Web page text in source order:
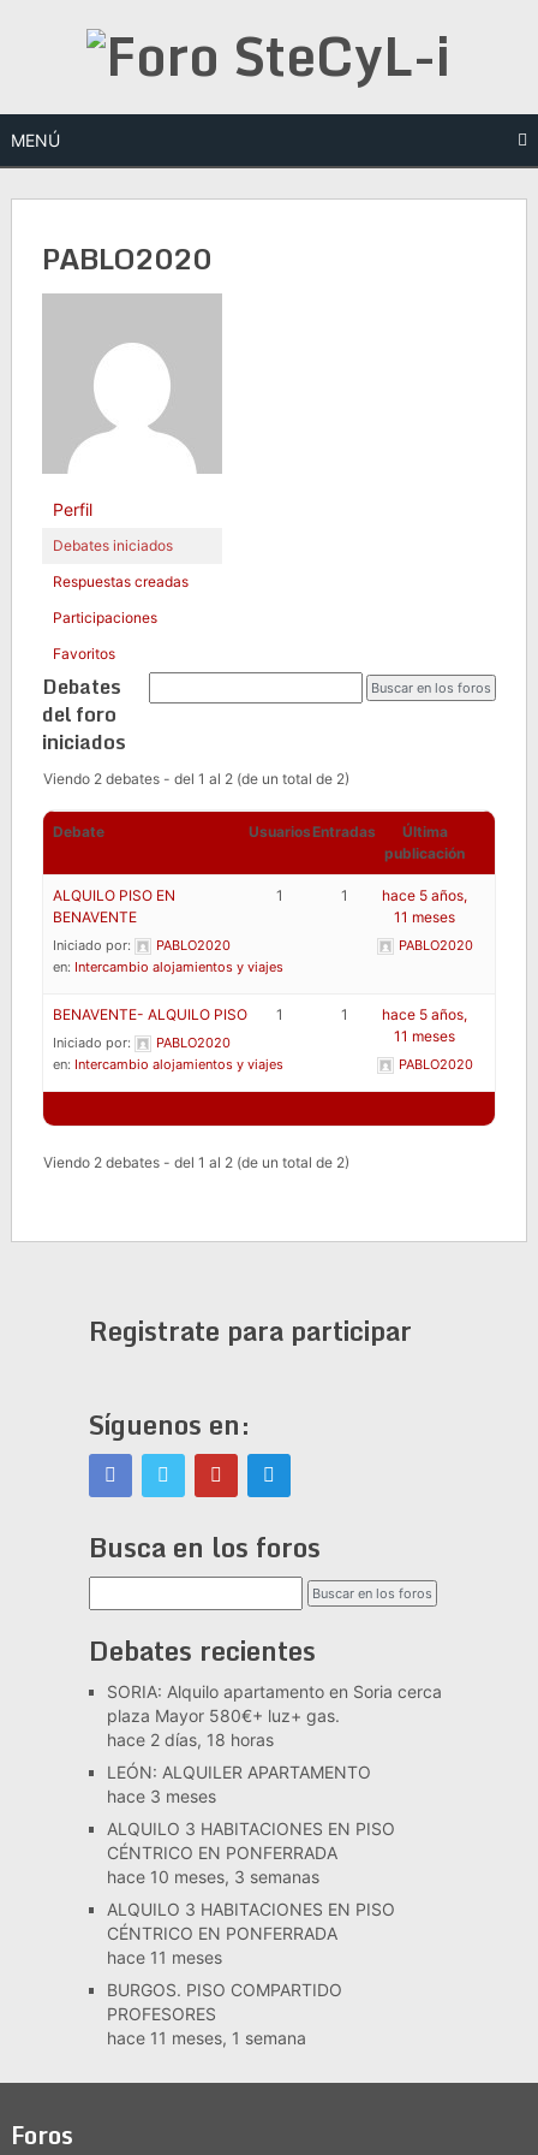
MENÚ
PABLO2020
Perfil
Debates iniciados
Respuestas creadas
Participaciones
Favoritos
Debates
del foro
iniciados
Viendo 2 debates - del 1 al 2 (de un total de 2)
Debate Usuarios Entradas
Última
publicación
ALQUILO PISO EN
BENAVENTE
Iniciado por:
PABLO2020
en: Intercambio alojamientos y viajes
1 1
hace 5 años,
11 meses
PABLO2020
BENAVENTE- ALQUILO PISO
Iniciado por:
PABLO2020
en: Intercambio alojamientos y viajes
1 1
hace 5 años,
11 meses
PABLO2020
Viendo 2 debates - del 1 al 2 (de un total de 2)
Registrate para participar
Síguenos en:
Busca en los foros
Debates recientes
SORIA: Alquilo apartamento en Soria cerca
plaza Mayor 580€+ luz+ gas.
hace 2 días, 18 horas
LEÓN: ALQUILER APARTAMENTO
hace 3 meses
ALQUILO 3 HABITACIONES EN PISO
CÉNTRICO EN PONFERRADA
hace 10 meses, 3 semanas
ALQUILO 3 HABITACIONES EN PISO
CÉNTRICO EN PONFERRADA
hace 11 meses
BURGOS. PISO COMPARTIDO
PROFESORES
hace 11 meses, 1 semana
Foros